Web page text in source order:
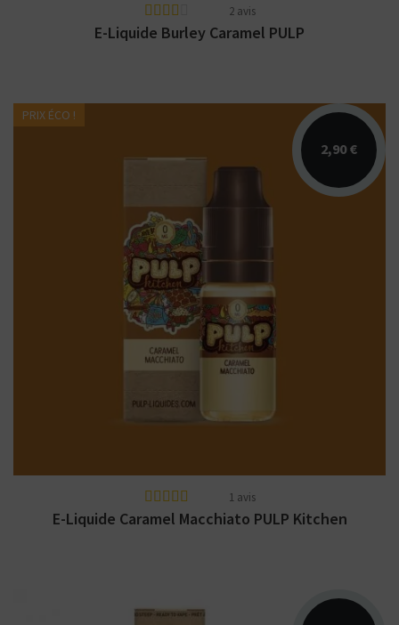
2 avis
E-Liquide Burley Caramel PULP
PRIX ÉCO !
2,90 €
Arômes : caramel, chantilly, café. E-liquide
PULP Liquides. Disponible en 10 ml
1 avis
E-Liquide Caramel Macchiato PULP Kitchen